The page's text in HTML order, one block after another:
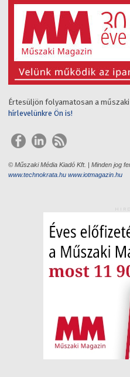
Értesüljön folyamatosan a
hírlevelünkre Ön is!
© Műszaki Média Kiadó Kft. | Minden jog
www.technokrata.hu www.iotmagazin.hu